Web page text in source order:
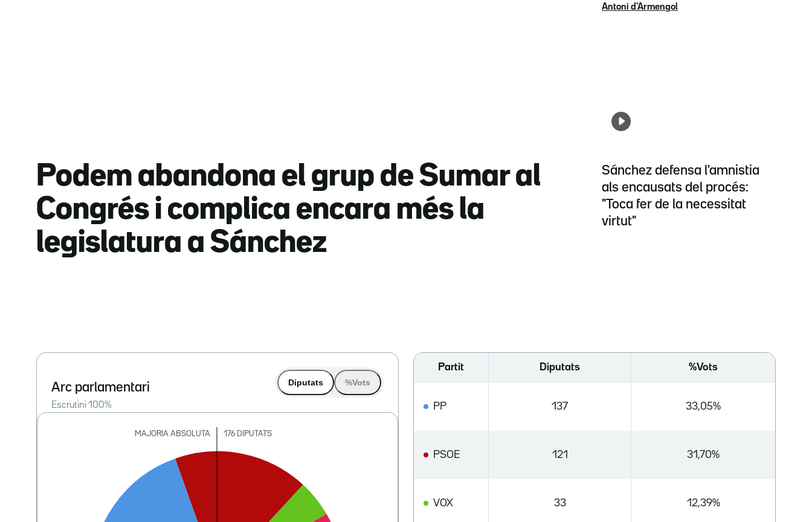
Podem abandona el grup de Sumar al
Congrés i complica encara més la
legislatura a Sánchez
Antoni d'Armengol
Sánchez defensa l'amnistia
als encausats del procés:
"Toca fer de la necessitat
virtut"
Arc parlamentari
Escrutini 100%
Diputats %Vots
Partit Diputats %Vots
PP 137 33,05%
PSOE 121 31,70%
VOX 33 12,39%